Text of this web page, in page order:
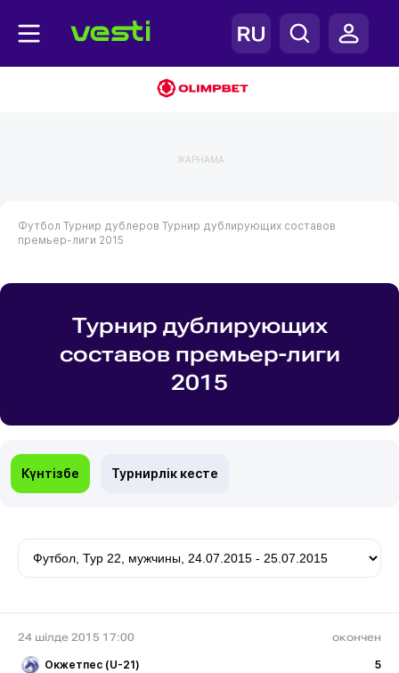
ЖАРНАМА
Футбол Турнир дублеров Турнир дублирующих составов
премьер-лиги 2015
Турнир дублирующих
составов премьер-лиги
2015
Күнтізбе Турнирлік кесте
24 шілде 2015 17:00 окончен
Окжетпес (U-21) 5